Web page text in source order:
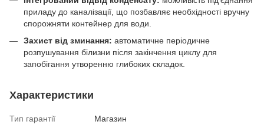
приладу до каналізації, що позбавляє необхідності вручну
спорожняти контейнер для води.
Захист від зминання: автоматичне періодичне
розпушування білизни після закінчення циклу для
запобігання утворенню глибоких складок.
Характеристики
Тип гарантії
Магазин